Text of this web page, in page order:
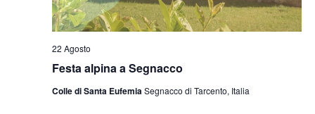
Festa alpina a Segnacco
22 Agosto
Colle di Santa EufemiaSegnacco di Tarcento, Italia